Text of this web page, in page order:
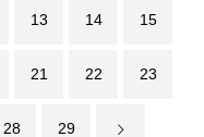
13 14 15
21 22 23
28 29